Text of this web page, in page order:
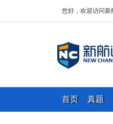
您好，欢迎访问新
首页 真题